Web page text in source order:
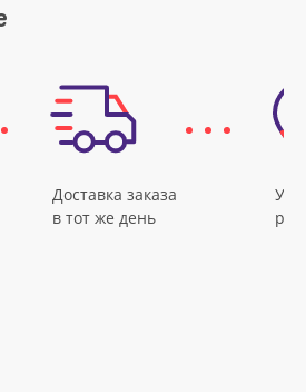
Доставка заказа
в тот же день